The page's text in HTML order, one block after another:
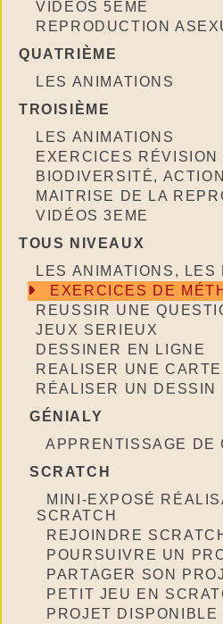
VIDEOS 5EME
REPRODUCTION
QUATRIÈME
LES ANIMATIONS
TROISIÈME
LES ANIMATIONS
EXERCICES RÉVISION
BIODIVERSITÉ,
MAITRISE DE LA
VIDÉOS 3EME
TOUS NIVEAUX
LES ANIMATIONS, LES
EXERCICES DE
REUSSIR UNE
JEUX SERIEUX
DESSINER EN LIGNE
REALISER UNE
RÉALISER UN DESSIN
GÉNIALY
APPRENTISSAGE DE
SCRATCH
MINI-EXPOSÉ
SCRATCH
REJOINDRE
POURSUIVRE UN
PARTAGER SON
PETIT JEU EN
PROJET DISPONIBLE